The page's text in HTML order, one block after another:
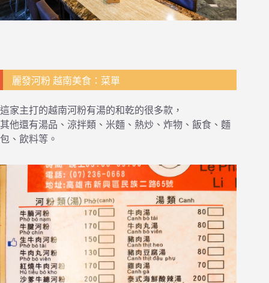
麗發河粉 越南美食：菜單
這家主打的越南河粉有湯的和乾的很多款，
其他還有湯品、涼拌類、米麵、熱炒、炸物、飯食、麵
包、飲料等。